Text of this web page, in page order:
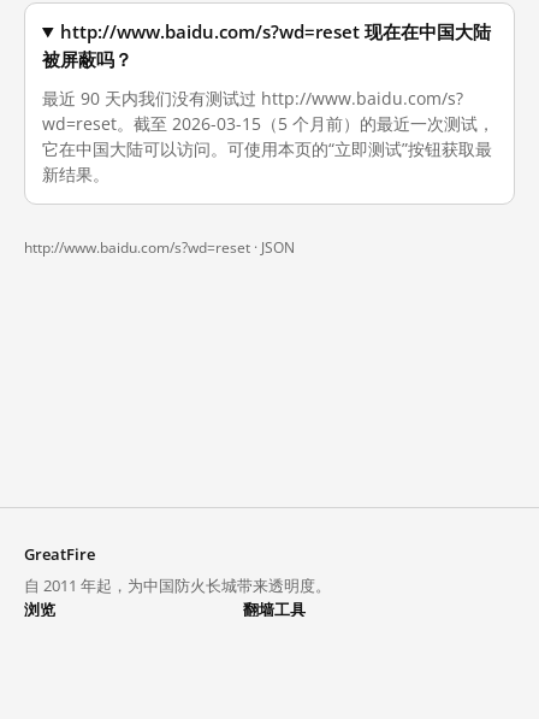
http://www.baidu.com/s?wd=reset 现在在中国大陆
被屏蔽吗？
最近 90 天内我们没有测试过 http://www.baidu.com/s?
wd=reset。截至 2026-03-15（5 个月前）的最近一次测试，
它在中国大陆可以访问。可使用本页的“立即测试”按钮获取最
新结果。
http://www.baidu.com/s?wd=reset · JSON
GreatFire
自 2011 年起，为中国防火长城带来透明度。
浏览
翻墙工具